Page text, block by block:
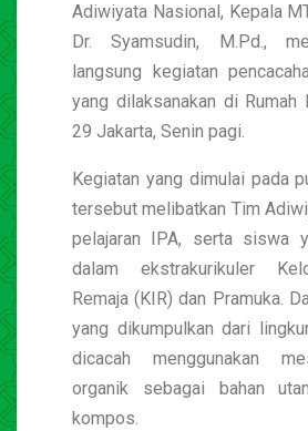
Adiwiyata Nasional, Kepala
Dr. Syamsudin, M.Pd.,
langsung kegiatan
yang dilaksanakan di Rumah
29 Jakarta, Senin pagi.
Kegiatan yang dimulai pada
tersebut melibatkan Tim
pelajaran IPA, serta siswa
dalam ekstrakurikuler
Remaja (KIR) dan Pramuka.
yang dikumpulkan dari
dicacah menggunakan
organik sebagai bahan
kompos.